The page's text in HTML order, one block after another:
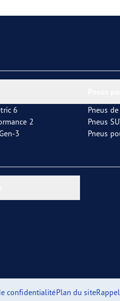
6
2
3
Pneus
Pneus
Pneus
confidentialitéPlan du siteRappel